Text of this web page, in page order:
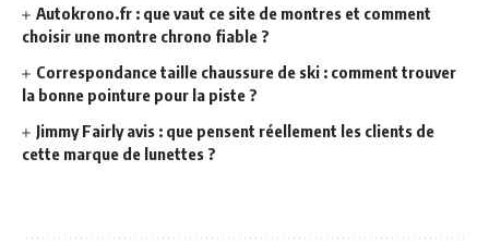
Autokrono.fr : que vaut ce site de montres et comment
choisir une montre chrono fiable ?
Correspondance taille chaussure de ski : comment trouver
la bonne pointure pour la piste ?
Jimmy Fairly avis : que pensent réellement les clients de
cette marque de lunettes ?